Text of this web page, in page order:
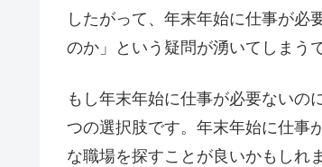
したがって、年末年始に仕事が必
のか」という疑問が湧いてしまう
もし年末年始に仕事が必要ないの
つの選択肢です。年末年始に仕事
な職場を探すことが良いかもしれ